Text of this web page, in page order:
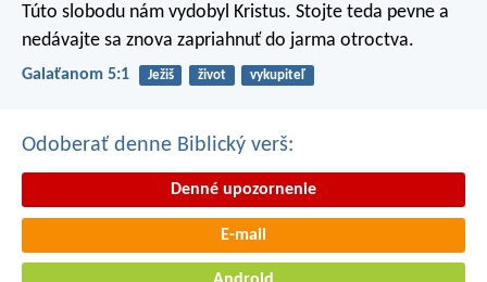
Túto slobodu nám vydobyl Kristus. Stojte teda pevne a
nedávajte sa znova zapriahnuť do jarma otroctva.
Galaťanom 5:1 Ježiš život vykupiteľ
Odoberať denne Biblický verš:
Denné upozornenie
E-mail